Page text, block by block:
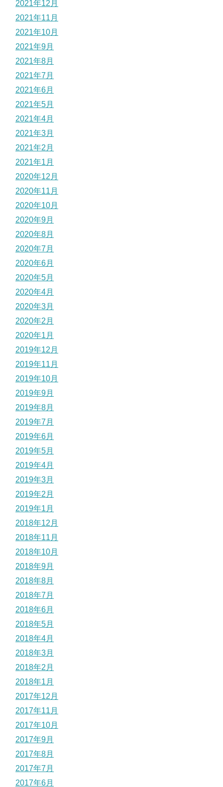
2021年12月
2021年11月
2021年10月
2021年9月
2021年8月
2021年7月
2021年6月
2021年5月
2021年4月
2021年3月
2021年2月
2021年1月
2020年12月
2020年11月
2020年10月
2020年9月
2020年8月
2020年7月
2020年6月
2020年5月
2020年4月
2020年3月
2020年2月
2020年1月
2019年12月
2019年11月
2019年10月
2019年9月
2019年8月
2019年7月
2019年6月
2019年5月
2019年4月
2019年3月
2019年2月
2019年1月
2018年12月
2018年11月
2018年10月
2018年9月
2018年8月
2018年7月
2018年6月
2018年5月
2018年4月
2018年3月
2018年2月
2018年1月
2017年12月
2017年11月
2017年10月
2017年9月
2017年8月
2017年7月
2017年6月